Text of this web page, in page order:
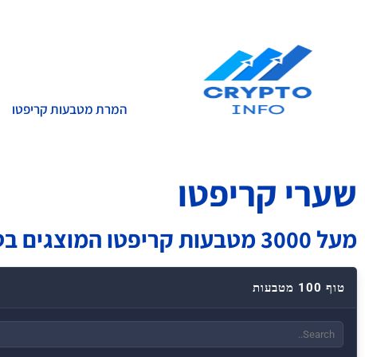
המרת מטבעות קריפטו
שערי קריפטו
מעל 3000 מטבעות קריפטו המוצגים בטבלה
טוף 100 מטבעות